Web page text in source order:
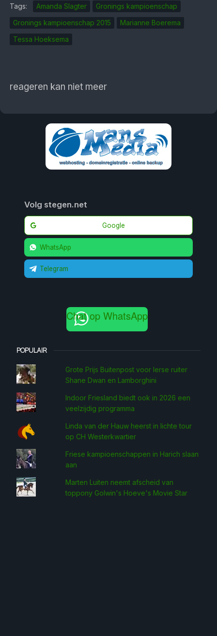
Tags: Amanda Slagter
Gronings kampioenschap
Gronings kampioenschap 2015
Marianne Boerema
Tessa Hoeksema
reageren kan niet meer
Volg stegen.net
Google
WhatsApp
Telegram
Chat op WhatsApp
POPULAIR
Grote Prijs Buitenpost voor Ierse ruiter
Shane Dwan en Lamborghini
Indoor Friesland biedt ook in 2026 een
veelzijdig programma
Linda van der Hauw heerst in lichte tour
op CH Westerkwartier
Friese kampioenschappen in Harich slaan
aan
Marten Luiten neemt afscheid van
toppony Golwin's Hoeve's Movie Star